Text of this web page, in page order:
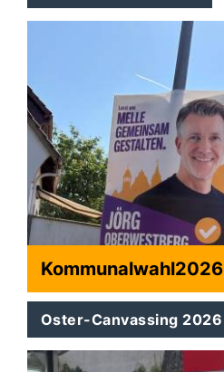
Kommunalwahl2026
Oster-Canvassing 2026